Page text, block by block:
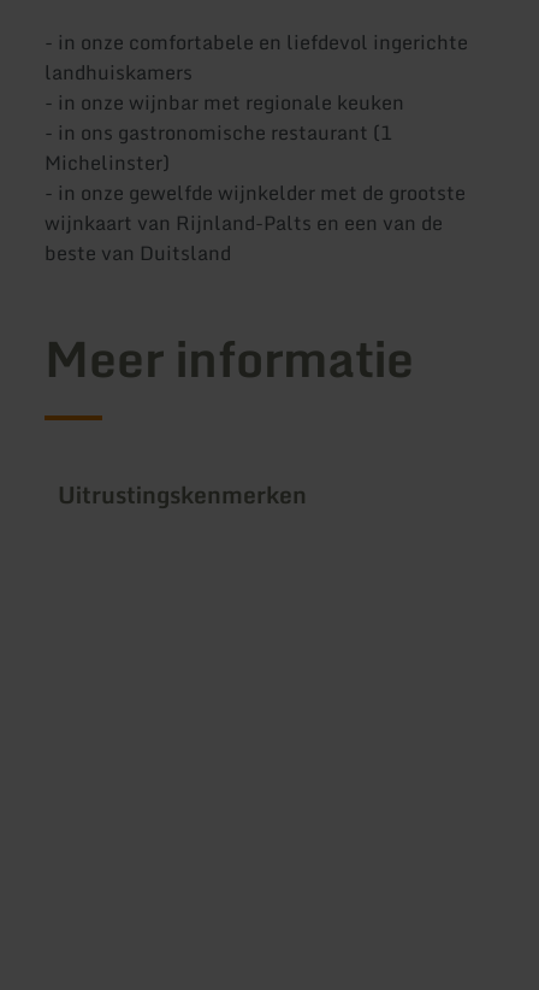
- in onze comfortabele en liefdevol ingerichte
landhuiskamers
- in onze wijnbar met regionale keuken
- in ons gastronomische restaurant (1
Michelinster)
- in onze gewelfde wijnkelder met de grootste
wijnkaart van Rijnland-Palts en een van de
beste van Duitsland
Meer informatie
Uitrustingskenmerken